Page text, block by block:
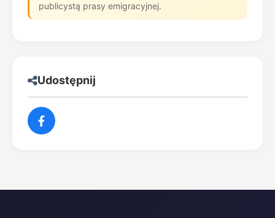
publicystą prasy emigracyjnej.
Udostępnij